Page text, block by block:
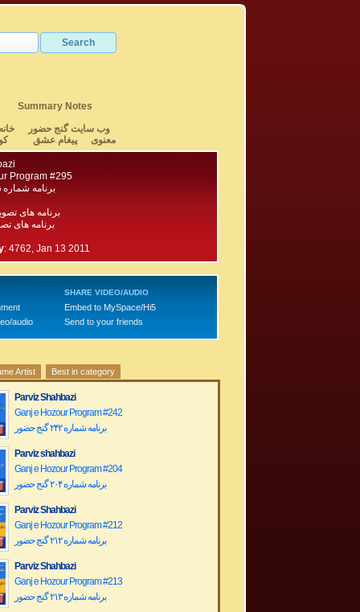
Summary Notes
وب سایت گنج حضور
خانه
معنوی
پیغام عشق
Program #295
برنامه شماره ۲۹۵ گنج حضور
برنامه های
: 4762, Jan 13 2011
audio
SHARE VIDEO/AUDIO
Embed to MySpace/Hi5
Send to your friends
Artist Best in category
Parviz Shahbazi
Ganj e Hozour Program #242
برنامه شماره ۲۴۲ گنج حضور
Parviz shahbazi
Ganj e Hozour Program #204
برنامه شماره ۲۰۴ گنج حضور
Parviz Shahbazi
Ganj e Hozour Program #212
برنامه شماره ۲۱۲ گنج حضور
Parviz Shahbazi
Ganj e Hozour Program #213
برنامه شماره ۲۱۳ گنج حضور